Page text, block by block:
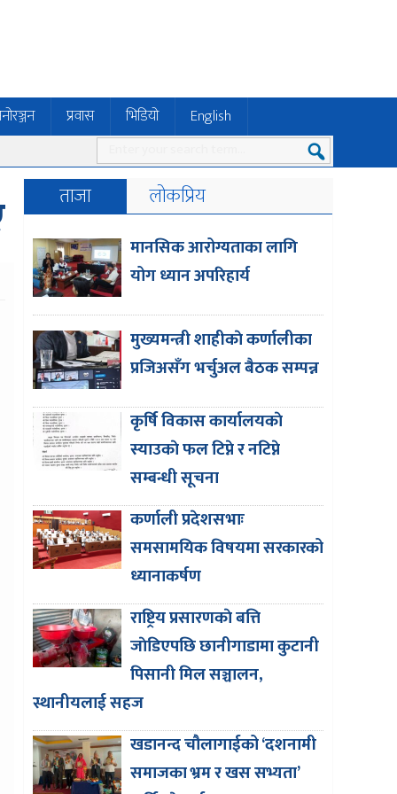
प्रवास भिडियो English
ताजा लोकप्रिय
मानसिक आरोग्यताका लागि
योग ध्यान अपरिहार्य
मुख्यमन्त्री शाहीकाे कर्णालीका
प्रजिअसँग भर्चुअल बैठक सम्पन्न
कृर्षि विकास कार्यालयकाे
स्याउकाे फल टिप्ने र नटिप्ने
सम्बन्धी सूचना
कर्णाली प्रदेशसभाः
समसामयिक विषयमा सरकारको
ध्यानाकर्षण
राष्ट्रिय प्रसारणकाे बत्ति
जाेडिएपछि छानीगाडामा कुटानी
पिसानी मिल सञ्चालन,
स्थानीयलाई सहज
खडानन्द चौलागाईको ‘दशनामी
समाजका भ्रम र खस सभ्यता’